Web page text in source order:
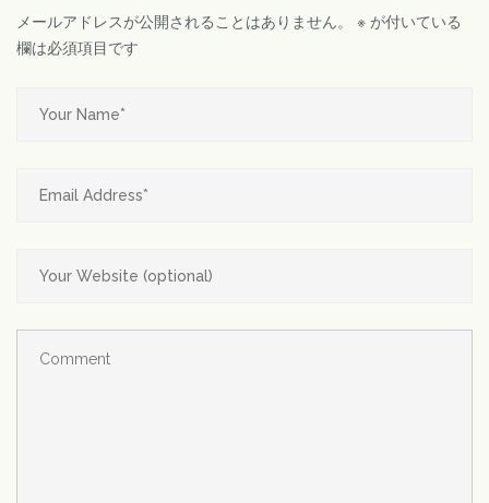
メールアドレスが公開されることはありません。 ※ が付いている
欄は必須項目です